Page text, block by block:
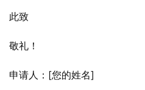
此致
敬礼！
申请人：[您的姓名]